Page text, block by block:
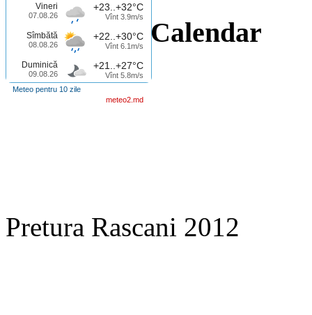
Vineri
07.08.26
+23..+32°C
Vînt 3.9m/s
Sîmbătă
08.08.26
+22..+30°C
Vînt 6.1m/s
Duminică
09.08.26
+21..+27°C
Vînt 5.8m/s
Meteo pentru 10 zile
meteo2.md
Calendar
Pretura Rascani 2012